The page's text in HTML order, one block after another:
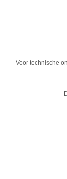
Voor technische